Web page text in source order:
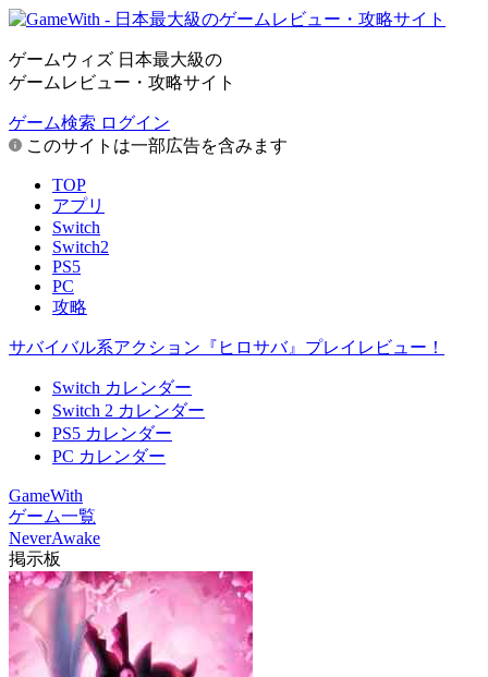
ゲームウィズ 日本最大級の
ゲームレビュー・攻略サイト
ゲーム検索 ログイン
このサイトは一部広告を含みます
TOP
アプリ
Switch
Switch2
PS5
PC
攻略
サバイバル系アクション『ヒロサバ』プレイレビュー！
Switch カレンダー
Switch 2 カレンダー
PS5 カレンダー
PC カレンダー
GameWith
ゲーム一覧
NeverAwake
掲示板